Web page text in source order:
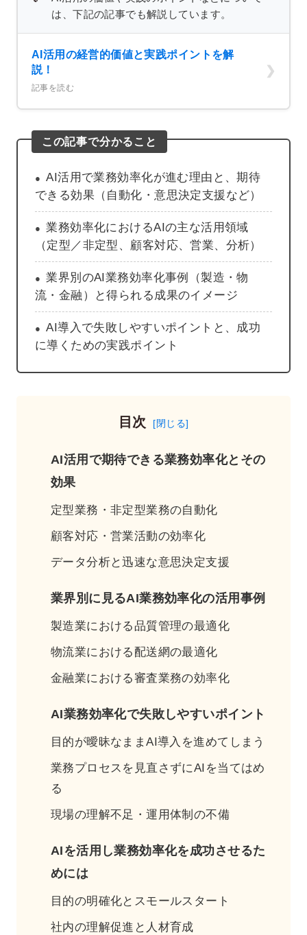
は、下記の記事でも解説しています。
AI活用の経営的価値と実践ポイントを解
説！
記事を読む
この記事で分かること
AI活用で業務効率化が進む理由と、期待
できる効果（自動化・意思決定支援など）
業務効率化におけるAIの主な活用領域
（定型／非定型、顧客対応、営業、分析）
業界別のAI業務効率化事例（製造・物
流・金融）と得られる成果のイメージ
AI導入で失敗しやすいポイントと、成功
に導くための実践ポイント
目次
AI活用で期待できる業務効率化とその
効果
定型業務・非定型業務の自動化
顧客対応・営業活動の効率化
データ分析と迅速な意思決定支援
業界別に見るAI業務効率化の活用事例
製造業における品質管理の最適化
物流業における配送網の最適化
金融業における審査業務の効率化
AI業務効率化で失敗しやすいポイント
目的が曖昧なままAI導入を進めてしまう
業務プロセスを見直さずにAIを当てはめ
る
現場の理解不足・運用体制の不備
AIを活用し業務効率化を成功させるた
めには
目的の明確化とスモールスタート
社内の理解促進と人材育成